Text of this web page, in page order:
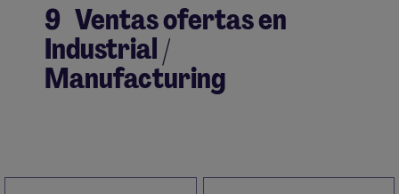
9 Ventas ofertas en
Industrial /
Manufacturing